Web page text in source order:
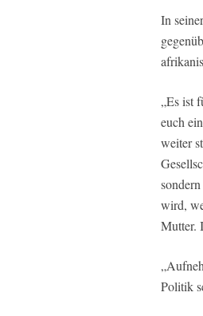
In
„Es ist
euch
weiter
wird,
Mutter.
Politik